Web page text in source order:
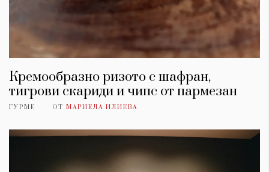
Кремообразно ризото с шафран,
тигрови скариди и чипс от пармезан
ГУРМЕ ОТ МАРИЕЛА ИЛИЕВА